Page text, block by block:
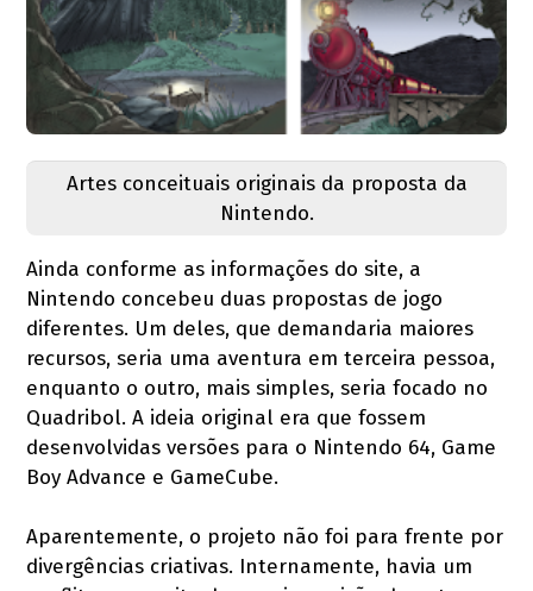
Artes conceituais originais da proposta da
Nintendo.
Ainda conforme as informações do site, a
Nintendo concebeu duas propostas de jogo
diferentes. Um deles, que demandaria maiores
recursos, seria uma aventura em terceira pessoa,
enquanto o outro, mais simples, seria focado no
Quadribol. A ideia original era que fossem
desenvolvidas versões para o Nintendo 64, Game
Boy Advance e GameCube.
Aparentemente, o projeto não foi para frente por
divergências criativas. Internamente, havia um